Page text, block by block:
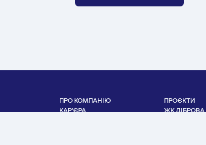
ПРО КОМПАНІЮ
КАР’ЄРА
ПРОЄКТИ
ЖК ДІБРОВА